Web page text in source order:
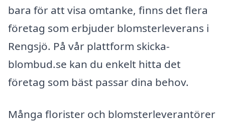
bara för att visa omtanke, finns det flera
företag som erbjuder blomsterleverans i
Rengsjö. På vår plattform skicka-
blombud.se kan du enkelt hitta det
företag som bäst passar dina behov.
Många florister och blomsterleverantörer